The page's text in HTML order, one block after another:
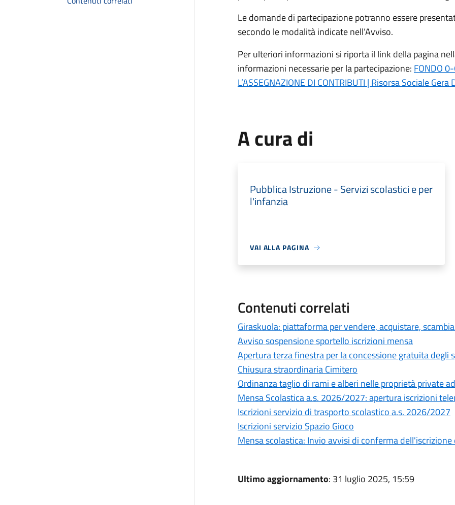
Le domande di partecipazione potranno essere
secondo le modalità indicate nell’Avviso.
Per ulteriori informazioni si riporta il link della pagina
informazioni necessarie per la partecipazione: FONDO
L’ASSEGNAZIONE DI CONTRIBUTI | Risorsa Sociale Gera
A cura di
Pubblica Istruzione - Servizi scolastici e per
l'infanzia
VAI ALLA PAGINA
Contenuti correlati
Giraskuola: piattaforma per vendere, acquistare,
Avviso sospensione sportello iscrizioni mensa
Apertura terza finestra per la concessione gratuita degli
Chiusura straordinaria Cimitero
Ordinanza taglio di rami e alberi nelle proprietà private
Mensa Scolastica a.s. 2026/2027: apertura iscrizioni
Iscrizioni servizio di trasporto scolastico a.s. 2026/2027
Iscrizioni servizio Spazio Gioco
Mensa scolastica: Invio avvisi di conferma dell'iscrizione
Ultimo aggiornamento: 31 luglio 2025, 15:59